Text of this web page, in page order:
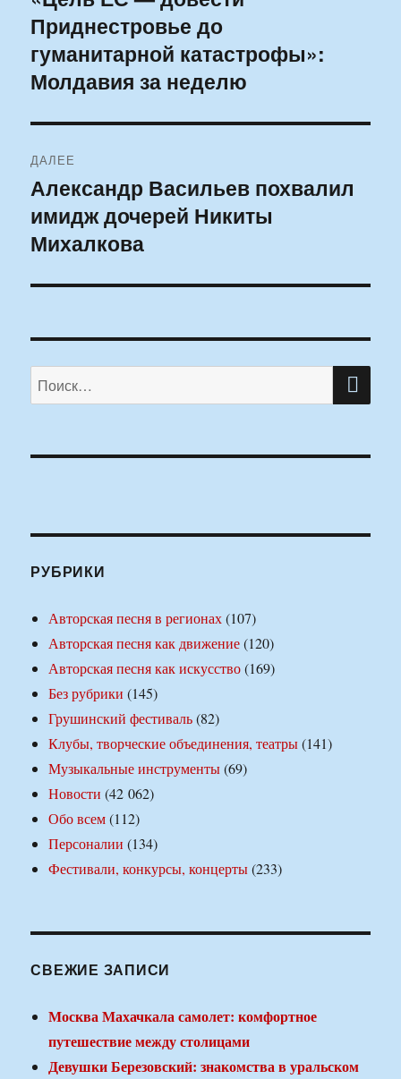
записям
запись:
Приднестровье до
гуманитарной катастрофы»:
Молдавия за неделю
ДАЛЕЕ
Следующая
запись:
Александр Васильев похвалил
имидж дочерей Никиты
Михалкова
Искать:
РУБРИКИ
Авторская песня в регионах(107)
Авторская песня как движение(120)
Авторская песня как искусство(169)
Без рубрики (145)
Грушинский фестиваль(82)
Клубы, творческие объединения, театры(141)
Музыкальные инструменты(69)
Новости (42 062)
Обо всем(112)
Персоналии (134)
Фестивали, конкурсы, концерты(233)
СВЕЖИЕ ЗАПИСИ
Москва Махачкала самолет: комфортное
путешествие между столицами
Девушки Березовский: знакомства в уральском